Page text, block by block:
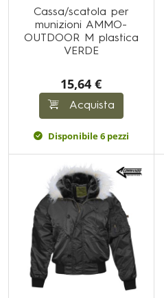
Cassa/scatola per
munizioni AMMO-
OUTDOOR M plastica
VERDE
15,64 €
Acquista
Disponibile 6 pezzi